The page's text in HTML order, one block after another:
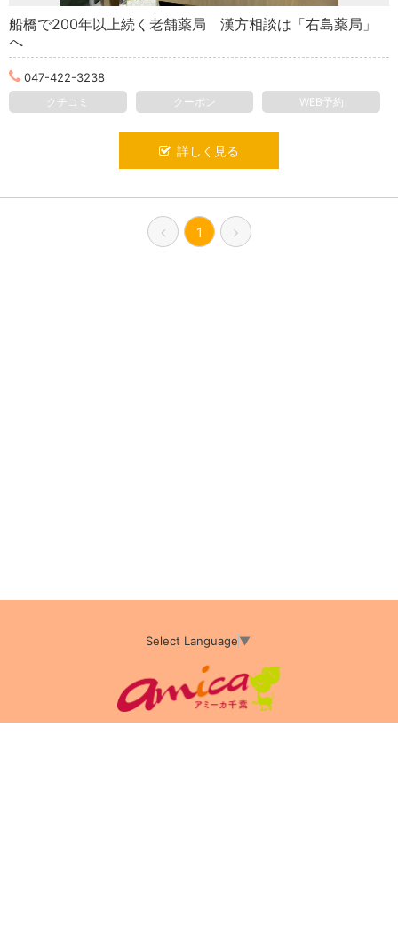
船橋で200年以上続く老舗薬局 漢方相談は「右島薬局」
へ
047-422-3238
クチコミ クーポン WEB予約
詳しく見る
1
Select Language▼